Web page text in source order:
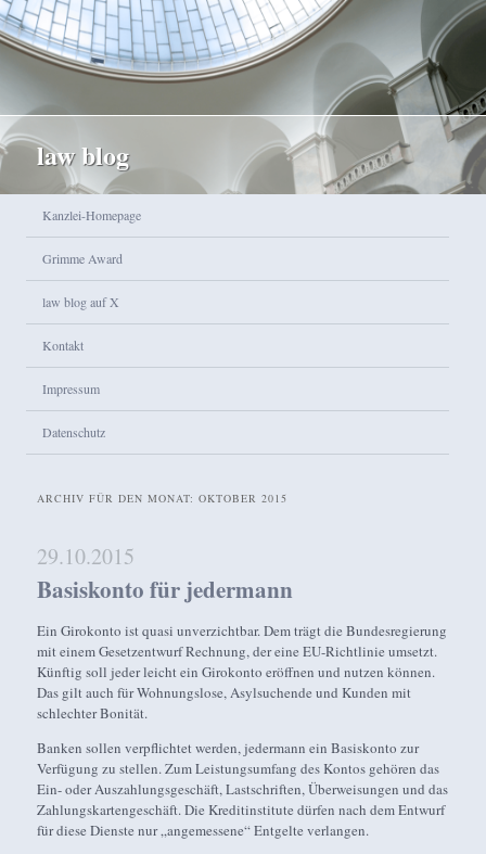
law blog
Zum Inhalt wechseln
Zum sekundären Inhalt wechseln
Kanzlei-Homepage
Grimme Award
law blog auf X
Kontakt
Impressum
Datenschutz
ARCHIV FÜR DEN MONAT:OKTOBER 2015
29.10.2015
Basiskonto für jedermann
Ein Girokonto ist quasi unverzichtbar. Dem trägt die Bundesregierung
mit einem Gesetzentwurf Rechnung, der eine EU-Richtlinie umsetzt.
Künftig soll jeder leicht ein Girokonto eröffnen und nutzen können.
Das gilt auch für Wohnungslose, Asylsuchende und Kunden mit
schlechter Bonität.
Banken sollen verpflichtet werden, jedermann ein Basiskonto zur
Verfügung zu stellen. Zum Leistungsumfang des Kontos gehören das
Ein- oder Auszahlungsgeschäft, Lastschriften, Überweisungen und das
Zahlungskartengeschäft. Die Kreditinstitute dürfen nach dem Entwurf
für diese Dienste nur „angemessene“ Entgelte verlangen.